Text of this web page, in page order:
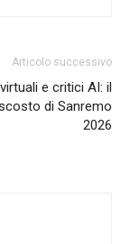
Articolo successivo
e critici AI: il
di Sanremo
2026